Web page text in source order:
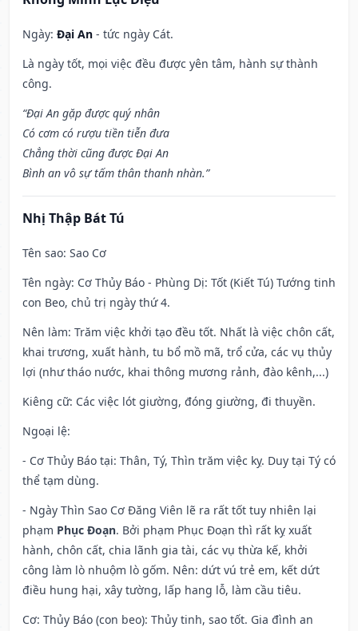
Ngày: Đại An - tức ngày Cát.
Là ngày tốt, mọi việc đều được yên tâm, hành sự thành
công.
“Đại An gặp được quý nhân
Có cơm có rượu tiền tiễn đưa
Chẳng thời cũng được Đại An
Bình an vô sự tấm thân thanh nhàn.”
Nhị Thập Bát Tú
Tên sao: Sao Cơ
Tên ngày: Cơ Thủy Báo - Phùng Dị: Tốt (Kiết Tú) Tướng tinh
con Beo, chủ trị ngày thứ 4.
Nên làm: Trăm việc khởi tạo đều tốt. Nhất là việc chôn cất,
khai trương, xuất hành, tu bổ mồ mã, trổ cửa, các vụ thủy
lợi (như tháo nước, khai thông mương rảnh, đào kênh,...)
Kiêng cữ: Các việc lót giường, đóng giường, đi thuyền.
Ngoại lệ:
- Cơ Thủy Báo tại: Thân, Tý, Thìn trăm việc kỵ. Duy tại Tý có
thể tạm dùng.
- Ngày Thìn Sao Cơ Đăng Viên lẽ ra rất tốt tuy nhiên lại
phạm Phục Đoạn. Bởi phạm Phục Đoạn thì rất kỵ xuất
hành, chôn cất, chia lãnh gia tài, các vụ thừa kế, khởi
công làm lò nhuộm lò gốm. Nên: dứt vú trẻ em, kết dứt
điều hung hại, xây tường, lấp hang lỗ, làm cầu tiêu.
Cơ: Thủy Báo (con beo): Thủy tinh, sao tốt. Gia đình an